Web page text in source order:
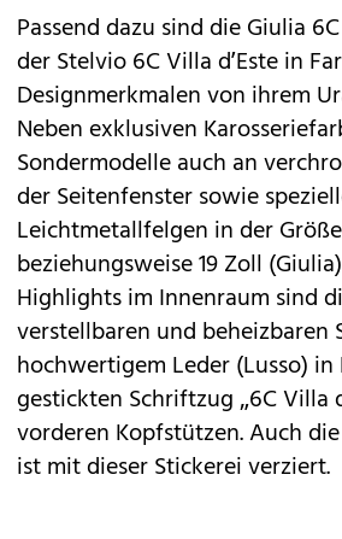
Passend dazu sind die Giulia
der Stelvio 6C Villa d’Este in
Designmerkmalen von ihrem
Neben exklusiven
Sondermodelle auch an
der Seitenfenster sowie
Leichtmetallfelgen in der
beziehungsweise 19 Zoll
Highlights im Innenraum sind
verstellbaren und beheizbaren
hochwertigem Leder (Lusso)
gestickten Schriftzug „6C Villa
vorderen Kopfstützen. Auch
ist mit dieser Stickerei verziert.